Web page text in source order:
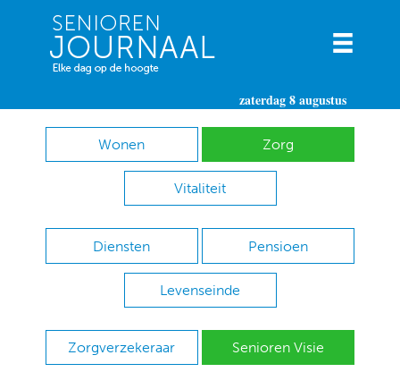
zaterdag 8 augustus
Wonen Zorg
Vitaliteit
Diensten Pensioen
Levenseinde
Zorgverzekeraar Senioren Visie